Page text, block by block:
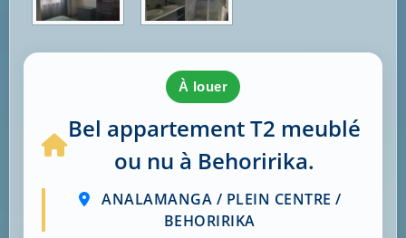
à louer
Bel appartement T2 meublé
ou nu à Behoririka.
ANALAMANGA / PLEIN CENTRE /
BEHORIRIKA